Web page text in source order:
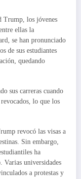
Trump, los jóvenes
ellas la
se han pronunciado
de sus estudiantes
quedando
sus carreras cuando
lo que los
revocó las visas a
Sin embargo,
ha
Varias universidades
a protestas y